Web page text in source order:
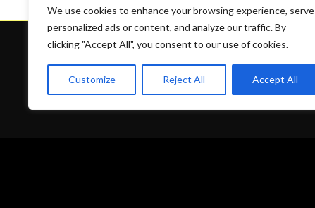
We use cookies to enhance your browsing experience, serve
personalized ads or content, and analyze our traffic. By
clicking "Accept All", you consent to our use of cookies.
Customize Reject All Accept All